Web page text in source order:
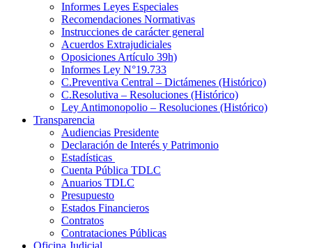
Informes Leyes Especiales
Recomendaciones Normativas
Instrucciones de carácter general
Acuerdos Extrajudiciales
Oposiciones Artículo 39h)
Informes Ley N°19.733
C.Preventiva Central – Dictámenes (Histórico)
C.Resolutiva – Resoluciones (Histórico)
Ley Antimonopolio – Resoluciones (Histórico)
Transparencia
Audiencias Presidente
Declaración de Interés y Patrimonio
Estadísticas
Cuenta Pública TDLC
Anuarios TDLC
Presupuesto
Estados Financieros
Contratos
Contrataciones Públicas
Oficina Judicial